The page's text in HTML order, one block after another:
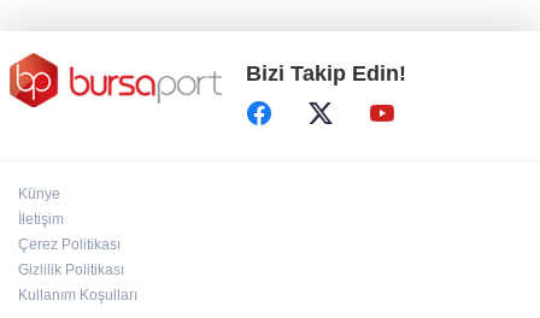
Bizi Takip Edin!
Künye
İletişim
Çerez Politikası
Gizlilik Politikası
Kullanım Koşulları